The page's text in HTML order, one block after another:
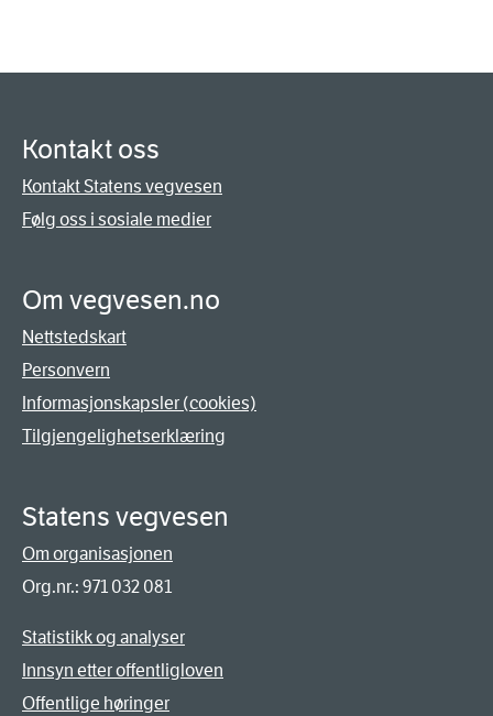
Kontakt oss
Kontakt Statens vegvesen
Følg oss i sosiale medier
Om vegvesen.no
Nettstedskart
Personvern
Informasjonskapsler (cookies)
Tilgjengelighetserklæring
Statens vegvesen
Om organisasjonen
Org.nr.: 971 032 081
Statistikk og analyser
Innsyn etter offentligloven
Offentlige høringer